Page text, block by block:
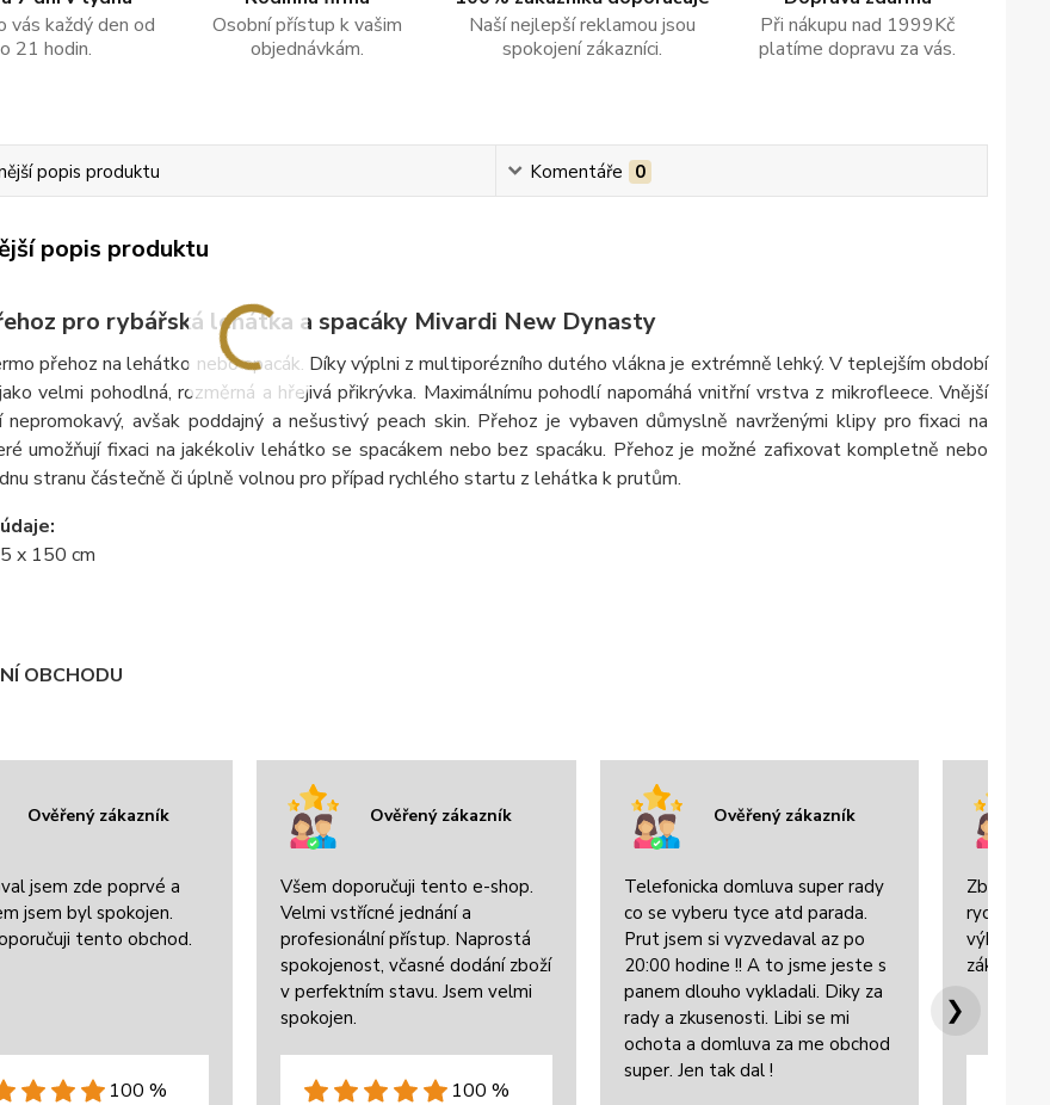
vás každý den od
21 hodin.
Osobní přístup k vašim
objednávkám.
Naší nejlepší reklamou jsou
spokojení zákazníci.
Při nákupu nad 1999Kč
platíme dopravu za vás.
popis produktu Komentáře 0
popis produktu
pro rybářská lehátka a spacáky Mivardi New Dynasty
přehoz na lehátko nebo spacák. Díky výplni z multiporézního dutého vlákna je extrémně lehký. V teplejším období
velmi pohodlná, rozměrná a hřejivá přikrývka. Maximálnímu pohodlí napomáhá vnitřní vrstva z mikrofleece. Vnější
avšak poddajný a nešustivý peach skin. Přehoz je vybaven důmyslně navrženými klipy pro fixaci na
umožňují fixaci na jakékoliv lehátko se spacákem nebo bez spacáku. Přehoz je možné zafixovat kompletně nebo
stranu částečně či úplně volnou pro případ rychlého startu z lehátka k prutům.
x 150 cm
OBCHODU
Ověřený zákazník
jsem zde poprvé a
jsem byl spokojen.
tento obchod.
100 %
Ověřený zákazník
Všem doporučuji tento e-shop.
Velmi vstřícné jednání a
profesionální přístup. Naprostá
spokojenost, včasné dodání zboží
v perfektním stavu. Jsem velmi
spokojen.
100 %
Ověřený zákazník
Telefonicka domluva super rady
co se vyberu tyce atd parada.
Prut jsem si vyzvedaval az po
20:00 hodine !! A to jsme jeste s
panem dlouho vykladali. Diky za
rady a zkusenosti. Libi se mi
ochota a domluva za me obchod
super. Jen tak dal !
Zboží
rychle
výbornou
❯